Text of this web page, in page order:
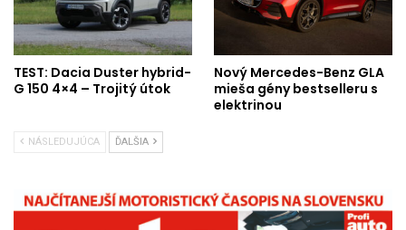
TEST: Dacia Duster hybrid-
G 150 4×4 – Trojitý útok
Nový Mercedes-Benz GLA
mieša gény bestselleru s
elektrinou
NÁSLEDUJÚCA ĎALŠIA